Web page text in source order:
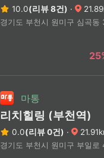
10.0(리뷰 8건) ·
경기도 부천시 원미구 심곡
마통
리치힐링 (부천역)
0.0(리뷰 0건) ·